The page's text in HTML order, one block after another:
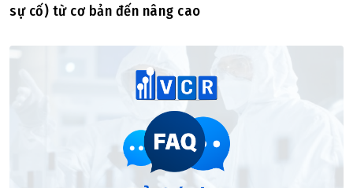
sự cố) từ cơ bản đến nâng cao